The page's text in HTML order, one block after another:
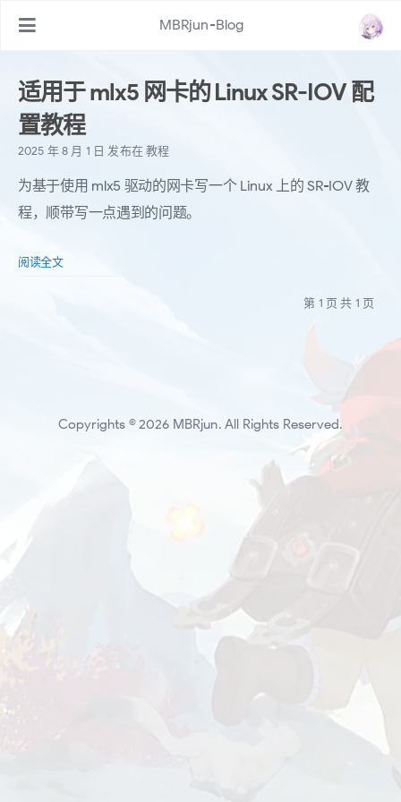
MBRjun-Blog
适用于 mlx5 网卡的 Linux SR-IOV 配
置教程
2025 年 8 月 1 日 发布在教程
为基于使用 mlx5 驱动的网卡写一个 Linux 上的 SR-IOV 教
程，顺带写一点遇到的问题。
阅读全文
第 1 页 共 1 页
Copyrights © 2026 MBRjun. All Rights Reserved.